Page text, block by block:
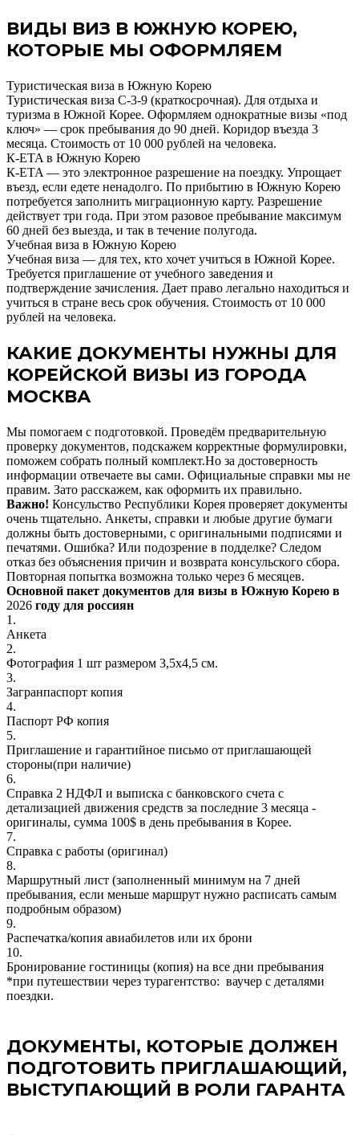
ВИДЫ ВИЗ В ЮЖНУЮ КОРЕЮ,
КОТОРЫЕ МЫ ОФОРМЛЯЕМ
Туристическая виза в Южную Корею
Туристическая виза С-3-9 (краткосрочная). Для отдыха и
туризма в Южной Корее. Оформляем однократные визы «под
ключ» — срок пребывания до 90 дней. Коридор въезда 3
месяца. Стоимость от 10 000 рублей на человека.
К-ETA в Южную Корею
К-ETA — это электронное разрешение на поездку. Упрощает
въезд, если едете ненадолго. По прибытию в Южную Корею
потребуется заполнить миграционную карту. Разрешение
действует три года. При этом разовое пребывание максимум
60 дней без выезда, и так в течение полугода.
Учебная виза в Южную Корею
Учебная виза — для тех, кто хочет учиться в Южной Корее.
Требуется приглашение от учебного заведения и
подтверждение зачисления. Дает право легально находиться и
учиться в стране весь срок обучения. Стоимость от 10 000
рублей на человека.
КАКИЕ ДОКУМЕНТЫ НУЖНЫ ДЛЯ
КОРЕЙСКОЙ ВИЗЫ ИЗ ГОРОДА
МОСКВА
Мы помогаем с подготовкой. Проведём предварительную
проверку документов, подскажем корректные формулировки,
поможем собрать полный комплект.Но за достоверность
информации отвечаете вы сами. Официальные справки мы не
правим. Зато расскажем, как оформить их правильно.
Важно! Консульство Республики Корея проверяет документы
очень тщательно. Анкеты, справки и любые другие бумаги
должны быть достоверными, с оригинальными подписями и
печатями. Ошибка? Или подозрение в подделке? Следом
отказ без объяснения причин и возврата консульского сбора.
Повторная попытка возможна только через 6 месяцев.
Основной пакет документов для визы в Южную Корею в
2026 году для россиян
1.
Анкета
2.
Фотография 1 шт размером 3,5х4,5 см.
3.
Загранпаспорт копия
4.
Паспорт РФ копия
5.
Приглашение и гарантийное письмо от приглашающей
стороны(при наличие)
6.
Справка 2 НДФЛ и выписка с банковского счета с
детализацией движения средств за последние 3 месяца -
оригиналы, сумма 100$ в день пребывания в Корее.
7.
Справка с работы (оригинал)
8.
Маршрутный лист (заполненный минимум на 7 дней
пребывания, если меньше маршрут нужно расписать самым
подробным образом)
9.
Распечатка/копия авиабилетов или их брони
10.
Бронирование гостиницы (копия) на все дни пребывания
*при путешествии через турагентство: ваучер с деталями
поездки.
ДОКУМЕНТЫ, КОТОРЫЕ ДОЛЖЕН
ПОДГОТОВИТЬ ПРИГЛАШАЮЩИЙ,
ВЫСТУПАЮЩИЙ В РОЛИ ГАРАНТА